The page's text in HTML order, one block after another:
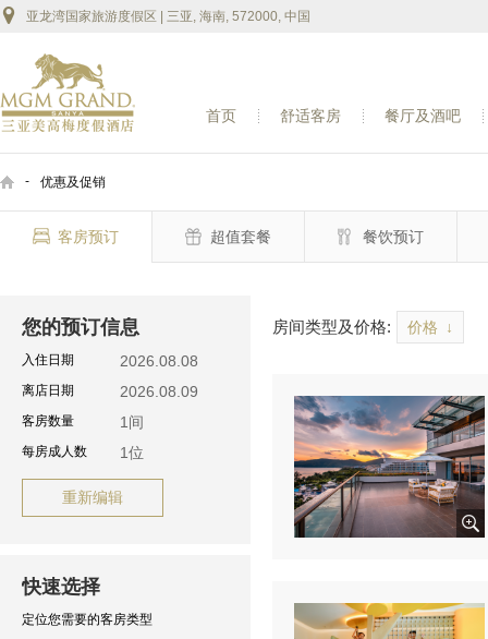
亚龙湾国家旅游度假区 | 三亚, 海南, 572000, 中国
首页 舒适客房 餐厅及酒吧
- 优惠及促销
客房预订 超值套餐 餐饮预订
您的预订信息
入住日期 2026.08.08
离店日期 2026.08.09
客房数量 1 间
每房成人数 1位
重新编辑
快速选择
定位您需要的客房类型
房间类型及价格: 价格 ↓